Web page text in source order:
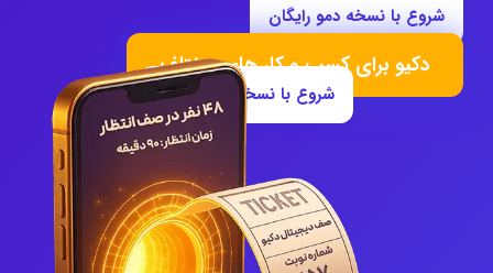
شروع با نسخه دمو رایگان
دکیو برای کسب و کار های مختلف
شروع با نسخه دمو رایگان